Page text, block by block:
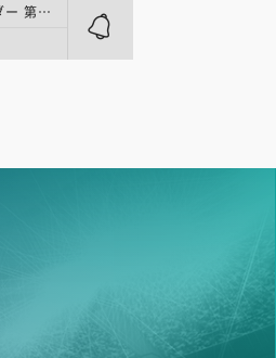
四国IL | ファーストシーズン／ダブルヘッダー 第1試合